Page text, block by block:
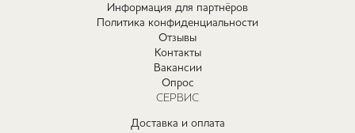
Информация для партнёров
Политика конфиденциальности
Отзывы
Контакты
Вакансии
Опрос
СЕРВИС
Доставка и оплата